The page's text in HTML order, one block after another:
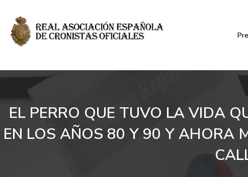
EL PERRO QUE TUVO LA VIDA
EN LOS AÑOS 80 Y 90 Y AHORA